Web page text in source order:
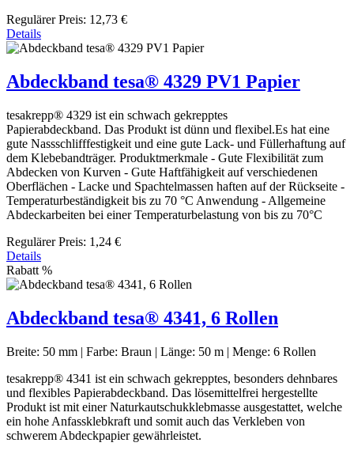
Regulärer Preis: 12,73 €
Details
Abdeckband tesa® 4329 PV1 Papier
tesakrepp® 4329 ist ein schwach gekrepptes
Papierabdeckband. Das Produkt ist dünn und flexibel.Es hat eine
gute Nassschlifffestigkeit und eine gute Lack- und Füllerhaftung auf
dem Klebebandträger. Produktmerkmale - Gute Flexibilität zum
Abdecken von Kurven - Gute Haftfähigkeit auf verschiedenen
Oberflächen - Lacke und Spachtelmassen haften auf der Rückseite -
Temperaturbeständigkeit bis zu 70 °C Anwendung - Allgemeine
Abdeckarbeiten bei einer Temperaturbelastung von bis zu 70°C
Regulärer Preis: 1,24 €
Details
Rabatt %
Abdeckband tesa® 4341, 6 Rollen
Breite: 50 mm | Farbe: Braun | Länge: 50 m | Menge: 6 Rollen
tesakrepp® 4341 ist ein schwach gekrepptes, besonders dehnbares
und flexibles Papierabdeckband. Das lösemittelfrei hergestellte
Produkt ist mit einer Naturkautschukklebmasse ausgestattet, welche
ein hohe Anfassklebkraft und somit auch das Verkleben von
schwerem Abdeckpapier gewährleistet.